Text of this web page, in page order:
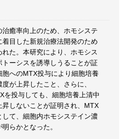
癒率向上のため、ホモシステ
目した新規治療法開発のため
た。本研究により、ホモシス
ーシスを誘導しうることが証
へのMTX投与により細胞培養
が上昇したこと、さらに、
を投与しても、細胞培養上清中
しないことが証明され、MTX
て、細胞内ホモシステイン濃
らかとなった。